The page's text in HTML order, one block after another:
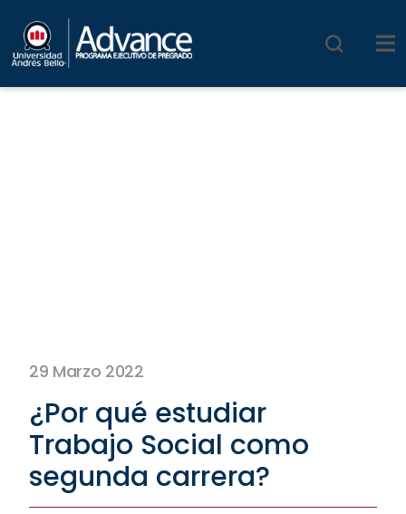
29 Marzo 2022
¿Por qué estudiar
Trabajo Social como
segunda carrera?